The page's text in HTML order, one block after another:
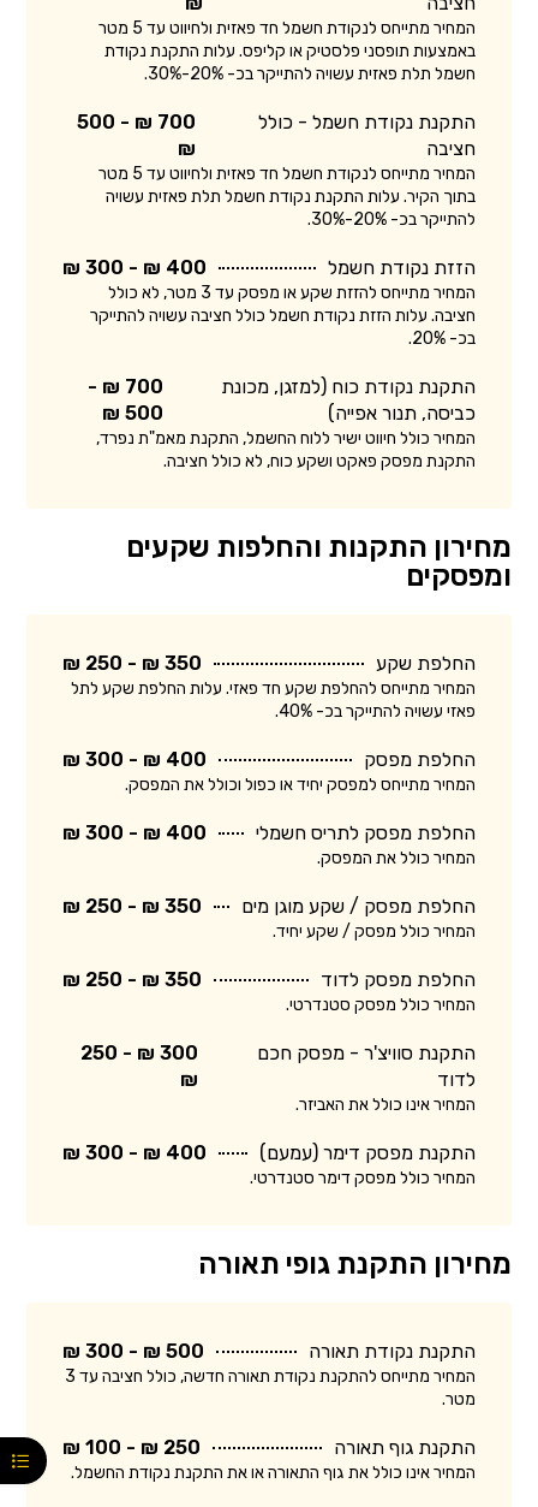
המחיר מתייחס לנקודת חשמל חד פאזית ולחיווט עד 5 מטר
באמצעות תופסני פלסטיק או קליפס. עלות התקנת נקודת
חשמל תלת פאזית עשויה להתייקר בכ- 20%-30%.
התקנת נקודת חשמל - כולל
חציבה
700 ₪ - 500
₪
המחיר מתייחס לנקודת חשמל חד פאזית ולחיווט עד 5 מטר
בתוך הקיר. עלות התקנת נקודת חשמל תלת פאזית עשויה
להתייקר בכ- 20%-30%.
הזזת נקודת חשמל 400 ₪ - 300 ₪
המחיר מתייחס להזזת שקע או מפסק עד 3 מטר, לא כולל
חציבה. עלות הזזת נקודת חשמל כולל חציבה עשויה להתייקר
בכ- 20%.
התקנת נקודת כוח (למזגן, מכונת
כביסה, תנור אפייה)
700 ₪ -
500 ₪
המחיר כולל חיווט ישיר ללוח החשמל, התקנת מאמ"ת נפרד,
התקנת מפסק פאקט ושקע כוח, לא כולל חציבה.
מחירון התקנות והחלפות שקעים
ומפסקים
החלפת שקע 350 ₪ - 250 ₪
המחיר מתייחס להחלפת שקע חד פאזי. עלות החלפת שקע לתל
פאזי עשויה להתייקר בכ- 40%.
החלפת מפסק 400 ₪ - 300 ₪
המחיר מתייחס למפסק יחיד או כפול וכולל את המפסק.
החלפת מפסק לתריס חשמלי 400 ₪ - 300 ₪
המחיר כולל את המפסק.
החלפת מפסק / שקע מוגן מים 350 ₪ - 250 ₪
המחיר כולל מפסק / שקע יחיד.
החלפת מפסק לדוד 350 ₪ - 250 ₪
המחיר כולל מפסק סטנדרטי.
התקנת סוויצ'ר - מפסק חכם
לדוד
300 ₪ - 250
₪
המחיר אינו כולל את האביזר.
התקנת מפסק דימר (עמעם) 400 ₪ - 300 ₪
המחיר כולל מפסק דימר סטנדרטי.
מחירון התקנת גופי תאורה
התקנת נקודת תאורה 500 ₪ - 300 ₪
המחיר מתייחס להתקנת נקודת תאורה חדשה, כולל חציבה עד 3
מטר.
התקנת גוף תאורה 250 ₪ - 100 ₪
המחיר אינו כולל את גוף התאורה או את התקנת נקודת החשמל.